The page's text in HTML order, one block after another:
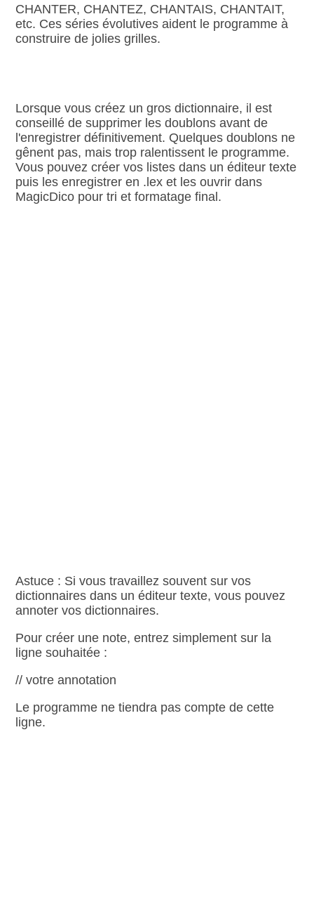
CHANTER, CHANTEZ, CHANTAIS, CHANTAIT,
etc. Ces séries évolutives aident le programme à
construire de jolies grilles.
Lorsque vous créez un gros dictionnaire, il est
conseillé de supprimer les doublons avant de
l'enregistrer définitivement. Quelques doublons ne
gênent pas, mais trop ralentissent le programme.
Vous pouvez créer vos listes dans un éditeur texte
puis les enregistrer en .lex et les ouvrir dans
MagicDico pour tri et formatage final.
Astuce : Si vous travaillez souvent sur vos
dictionnaires dans un éditeur texte, vous pouvez
annoter vos dictionnaires.
Pour créer une note, entrez simplement sur la
ligne souhaitée :
// votre annotation
Le programme ne tiendra pas compte de cette
ligne.